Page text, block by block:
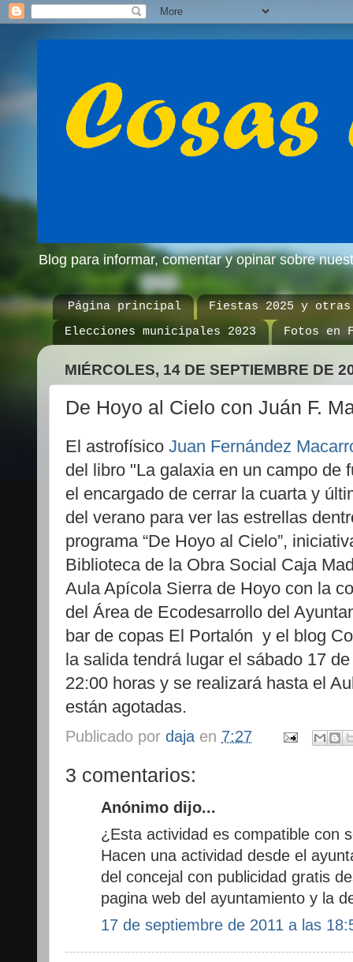
Blog para informar, comentar y opinar sobre
Página principal
Fiestas 2025 y otras
Elecciones municipales 2023
Fotos en
MIÉRCOLES, 14 DE SEPTIEMBRE DE
De Hoyo al Cielo con Juán F.
El astrofísico Juan Fernández
del libro "La galaxia en un campo de
el encargado de cerrar la cuarta y
del verano para ver las estrellas
programa “De Hoyo al Cielo”,
Biblioteca de la Obra Social Caja
Aula Apícola Sierra de Hoyo con la
del Área de Ecodesarrollo del
bar de copas El Portalón y el blog
la salida tendrá lugar el sábado 17
22:00 horas y se realizará hasta el
están agotadas.
Publicado por daja en 7:27
3 comentarios:
Anónimo dijo...
¿Esta actividad es compatible con
Hacen una actividad desde el
del concejal con publicidad gratis
pagina web del ayuntamiento y la
17 de septiembre de 2011 a las